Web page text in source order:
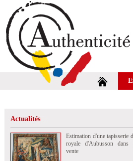
Actualités
Estimation d'une tapisserie
royale d'Aubusson dans
vente